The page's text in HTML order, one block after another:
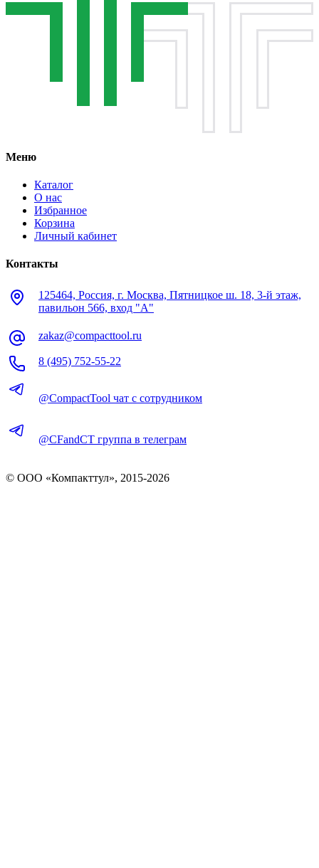
Меню
Каталог
О нас
Избранное
Корзина
Личный кабинет
Контакты
125464, Россия, г. Москва, Пятницкое ш. 18, 3-й этаж,
павильон 566, вход "А"
zakaz@compacttool.ru
8 (495) 752-55-22
@CompactTool чат с сотрудником
@CFandCT группа в телеграм
© OOO «Компакттул», 2015-2026